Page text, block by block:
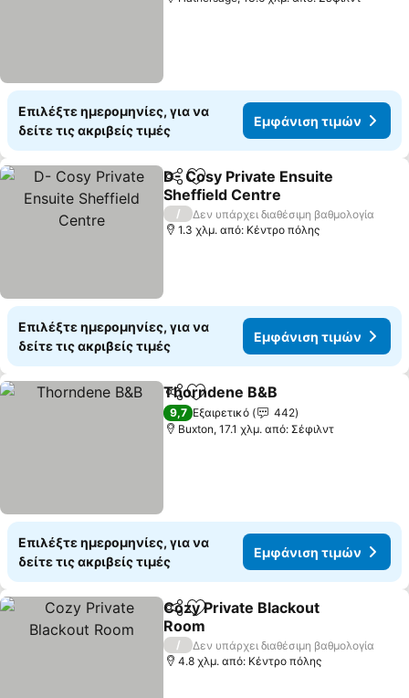
Επιλέξτε ημερομηνίες, για να
δείτε τις ακριβείς τιμές
Εμφάνιση τιμών
Κοινοποίηση
Προσθήκη στα αγαπημένα
D- Cosy Private Ensuite
Sheffield Centre
Εμφάνιση τιμών
/
Δεν υπάρχει διαθέσιμη βαθμολογία
1.3 χλμ. από: Κέντρο πόλης
Επιλέξτε ημερομηνίες, για να
δείτε τις ακριβείς τιμές
Εμφάνιση τιμών
Κοινοποίηση
Προσθήκη στα αγαπημένα
Thorndene B&B
9,7 Εξαιρετικό
442
Buxton, 17.1 χλμ. από: Σέφιλντ
Επιλέξτε ημερομηνίες, για να
δείτε τις ακριβείς τιμές
Εμφάνιση τιμών
Κοινοποίηση
Προσθήκη στα αγαπημένα
Cozy Private Blackout
Room
Εμφάνιση τιμών
/
Δεν υπάρχει διαθέσιμη βαθμολογία
4.8 χλμ. από: Κέντρο πόλης